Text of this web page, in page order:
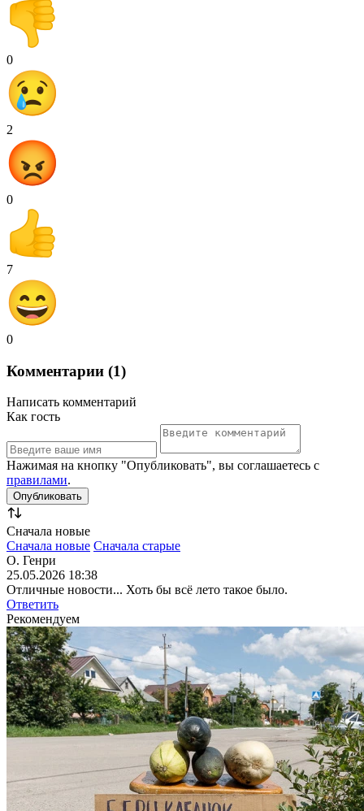
0
2
0
7
0
Комментарии (1)
Написать комментарий
Как гость
Нажимая на кнопку "Опубликовать", вы соглашаетесь с
правилами.
Сначала новые
Сначала новые Сначала старые
О. Генри
25.05.2026 18:38
Отличные новости... Хоть бы всё лето такое было.
Ответить
Рекомендуем